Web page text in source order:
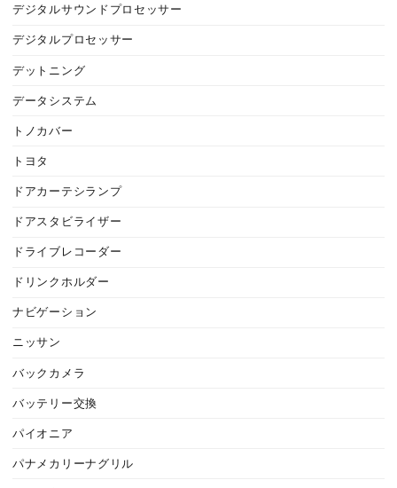
デジタルサウンドプロセッサー
デジタルプロセッサー
デットニング
データシステム
トノカバー
トヨタ
ドアカーテシランプ
ドアスタビライザー
ドライブレコーダー
ドリンクホルダー
ナビゲーション
ニッサン
バックカメラ
バッテリー交換
パイオニア
パナメカリーナグリル